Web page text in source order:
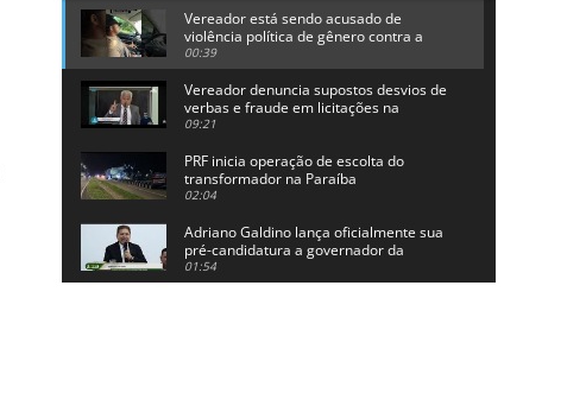
Vereador está sendo acusado de
violência política de gênero contra a
prefeita Lucinha da Saúde
00:39
Vereador denuncia supostos desvios de
verbas e fraude em licitações na
Prefeitura de Alhandra
09:21
PRF inicia operação de escolta do
transformador na Paraíba
02:04
Adriano Galdino lança oficialmente sua
pré-candidatura a governador da
Paraíba
01:54